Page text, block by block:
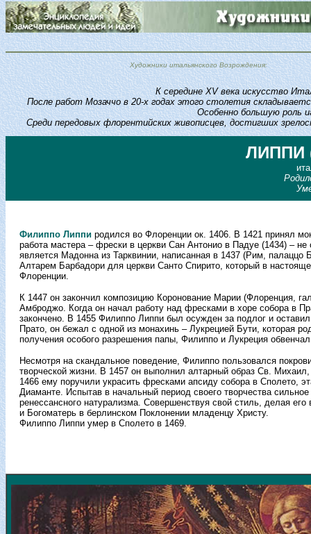
Художники итальянского Возрождения:
К середине XV века искусство
После работ Мозаччо в 20-х годах этого столетия
Особенно большую роль
Среди передовых флорентийских живописцев, достигших
ЛИППИ
Филиппо Липпи родился во Флоренции ок. 1406. В 1421 принял
работа мастера – фрески в церкви Сан Антонио в Падуе (1434) –
является Мадонна из Тарквинии, написанная в 1437 (Рим,
Алтарем Барбадори для церкви Санто Спирито, который в
Флоренции.
К 1447 он закончил композицию Коронование Марии (Флоренция,
Амброджо. Когда он начал работу над фресками в хоре собора в
закончено. В 1455 Филиппо Липпи был осужден за подлог и
Прато, он бежал с одной из монахинь – Лукрецией Бути, которая
получения особого разрешения папы, Филиппо и Лукреция
Несмотря на скандальное поведение, Филиппо пользовался
творческой жизни. В 1457 он выполнил алтарный образ Св.
1466 ему поручили украсить фресками апсиду собора в Сполето,
Диаманте. Испытав в начальный период своего творчества
ренессансного натурализма. Совершенствуя свой стиль, делая
и Богоматерь в берлинском Поклонении младенцу Христу.
Филиппо Липпи умер в Сполето в 1469.